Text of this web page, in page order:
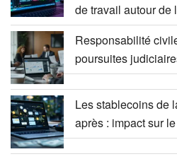
de travail autour de
Responsabilité
poursuites
Les stablecoins de
après : impact sur